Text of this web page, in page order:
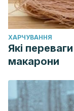
ХАРЧУВАННЯ
Які
макарони